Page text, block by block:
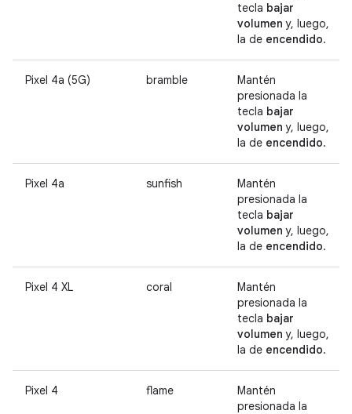
tecla bajar
volumen y, luego,
la de encendido.
Pixel 4a (5G) bramble
Mantén
presionada la
tecla bajar
volumen y, luego,
la de encendido.
Pixel 4a sunfish
Mantén
presionada la
tecla bajar
volumen y, luego,
la de encendido.
Pixel 4 XL coral
Mantén
presionada la
tecla bajar
volumen y, luego,
la de encendido.
Pixel 4 flame
Mantén
presionada la